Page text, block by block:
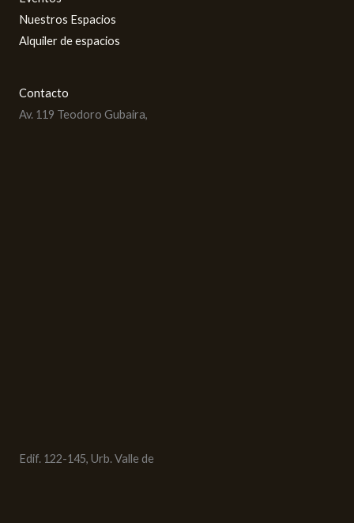
Nuestros Espacios
Alquiler de espacios
Contacto
Av. 119 Teodoro Gubaira,
Edif. 122-145, Urb. Valle de